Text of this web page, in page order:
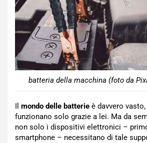
batteria della macchina (foto da
Il mondo delle batterie è davvero
funzionano solo grazie a lei. Ma da
non solo i dispositivi elettronici –
smartphone – necessitano di tale